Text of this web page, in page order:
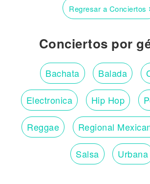
Regresar a Conciertos
Conciertos por
Bachata Balada
Electronica Hip Hop
Reggae Regional
Salsa Urbana